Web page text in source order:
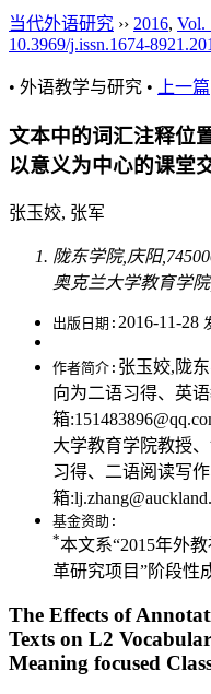
当代外语研究 ›› 2016, Vol.
10.3969/j.issn.1674-
• 外语教学与研究 • 上一篇
文本中的词汇注释
以意义为中心的课堂
张玉姣, 张军
陇东学院,庆阳
奥克兰大学教育学
出版日期: 2016-11-28
作者简介: 张玉姣,陇
向为二语习得、英
箱
大学教育学院教授
习得、二语阅读写
箱
基金资助:
*本文系“2015年外
革研究项目”阶段性
The Effects of
Texts on L2
Meaning focused